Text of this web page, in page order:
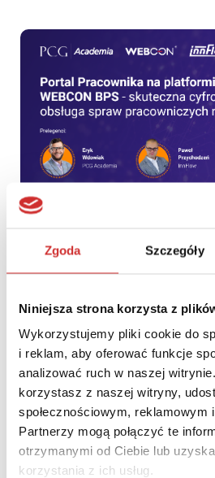
Zgoda Szczegóły
Niniejsza strona korzysta z
Wykorzystujemy pliki cookie do
i reklam, aby oferować funkcje
analizować ruch w naszej
korzystasz z naszej witryny,
społecznościowym, reklamowym
Partnerzy mogą połączyć te
otrzymanymi od Ciebie lub
korzystania z ich usług.
Relacja z webinaru: Portal
BPS – skuteczna cyfrowa obsługa